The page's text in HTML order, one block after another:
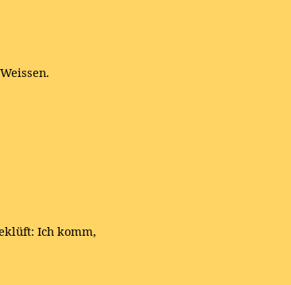
Ich komm,